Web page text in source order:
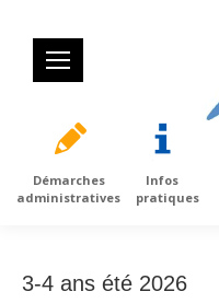
Démarches
administratives
Infos
pratiques
3-4 ans été 2026